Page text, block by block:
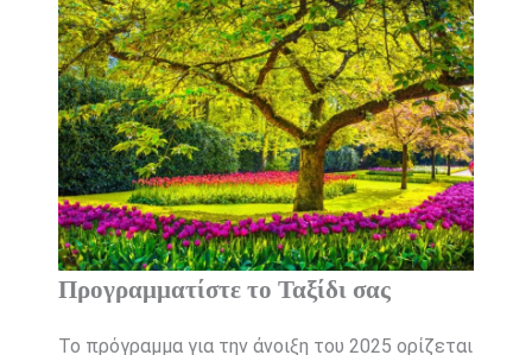
Προγραμματίστε το Ταξίδι σας
Το πρόγραμμα για την άνοιξη του 2025 ορίζεται